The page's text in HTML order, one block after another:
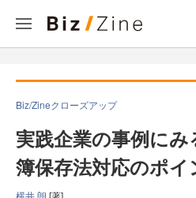
Biz/Zineクローズアップ
実践企業の事例に
簿保存法対応のポイ
横井 朗 [著]